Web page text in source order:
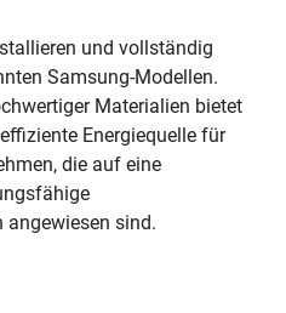
und vollständig
Samsung-Modellen.
Materialien bietet
Energiequelle für
die auf eine
sind.